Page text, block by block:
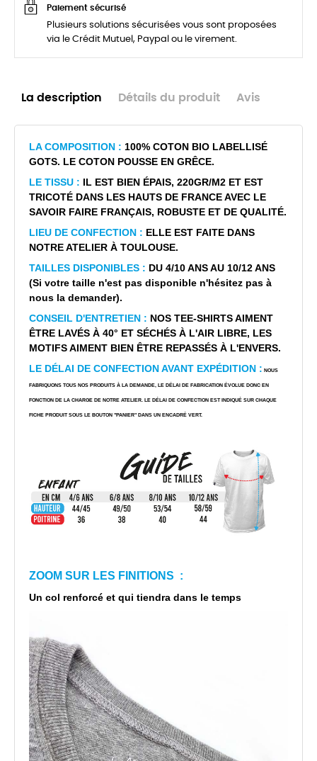
Paiement sécurisé
Plusieurs solutions sécurisées vous sont proposées
via le Crédit Mutuel, Paypal ou le virement.
La description Détails du produit Avis
LA COMPOSITION : 100% COTON BIO LABELLISÉ
GOTS. LE COTON POUSSE EN GRÊCE.
LE TISSU : IL EST BIEN ÉPAIS, 220GR/M2 ET EST
TRICOTÉ DANS LES HAUTS DE FRANCE AVEC LE
SAVOIR FAIRE FRANÇAIS, ROBUSTE ET DE QUALITÉ.
LIEU DE CONFECTION : ELLE EST FAITE DANS
NOTRE ATELIER À TOULOUSE.
TAILLES DISPONIBLES : DU 4/10 ANS AU 10/12 ANS
(Si votre taille n'est pas disponible n'hésitez pas à
nous la demander).
CONSEIL D'ENTRETIEN : NOS TEE-SHIRTS AIMENT
ÊTRE LAVÉS À 40° ET SÉCHÉS À L'AIR LIBRE, LES
MOTIFS AIMENT BIEN ÊTRE REPASSÉS À L'ENVERS.
LE DÉLAI DE CONFECTION AVANT EXPÉDITION : NOUS
FABRIQUONS TOUS NOS PRODUITS À LA DEMANDE, LE DÉLAI DE FABRICATION ÉVOLUE DONC EN
FONCTION DE LA CHARGE DE NOTRE ATELIER. LE DÉLAI DE CONFECTION EST INDIQUÉ SUR CHAQUE
FICHE PRODUIT SOUS LE BOUTON "PANIER" DANS UN ENCADRÉ VERT.
ZOOM SUR LES FINITIONS :
Un col renforcé et qui tiendra dans le temps